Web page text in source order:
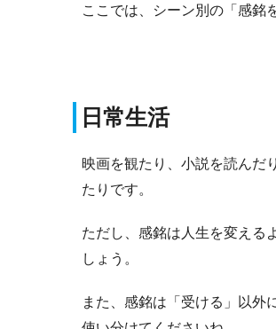
ここでは、シーン別の「感銘
日常生活
映画を観たり、小説を読んだ
たりです。
ただし、感銘は人生を変える
しょう。
また、感銘は「受ける」以外